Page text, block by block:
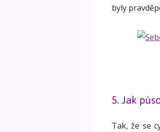
byly
5. Jak
Tak, že se